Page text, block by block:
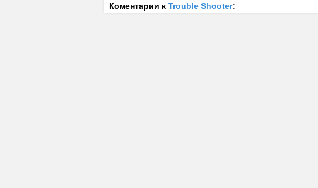
Коментарии к Trouble Shooter: